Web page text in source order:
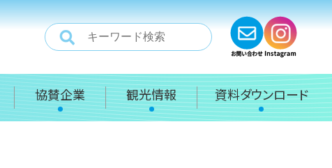
協賛企業 観光情報 資料ダウンロード